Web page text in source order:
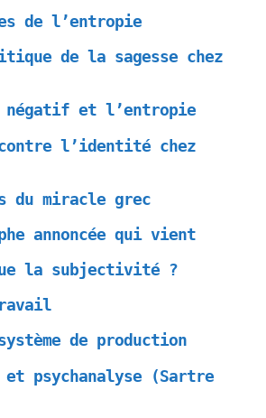
de l’entropie
de la sagesse chez
négatif et l’entropie
l’identité chez
du miracle grec
annoncée qui vient
la subjectivité ?
de production
et psychanalyse (Sartre